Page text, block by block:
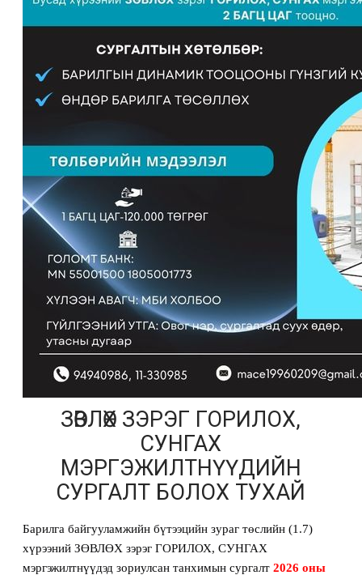
ЗӨВЛӨХ ЗЭРЭГ ГОРИЛОХ,
СУНГАХ
МЭРГЭЖИЛТНҮҮДИЙН
СУРГАЛТ БОЛОХ ТУХАЙ
Барилга байгууламжийн бүтээцийн зураг төслийн (1.7)
хүрээний ЗӨВЛӨХ зэрэг ГОРИЛОХ, СУНГАХ
мэргэжилтнүүдэд зориулсан танхимын сургалт2026 оны